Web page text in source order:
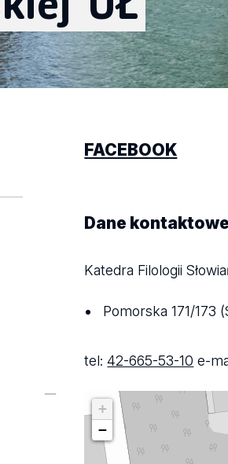
FACEBOOK
Dane kontaktowe
Katedra Filologii
Pomorska 171/173
tel:42-665-53-10 e-
+
−